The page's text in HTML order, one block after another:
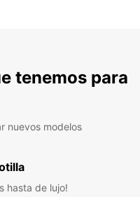
tenemos para
nuevos modelos
hasta de lujo!